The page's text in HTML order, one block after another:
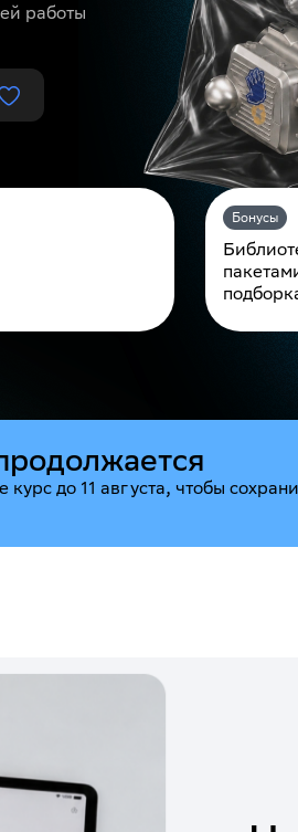
работы
Бонусы
до 11 августа, чтобы